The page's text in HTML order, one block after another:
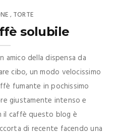
, TORTE
solubile
della dispensa da
cibo, un modo velocissimo
fumante in pochissimo
giustamente intenso e
il caffè questo blog è
di recente facendo una